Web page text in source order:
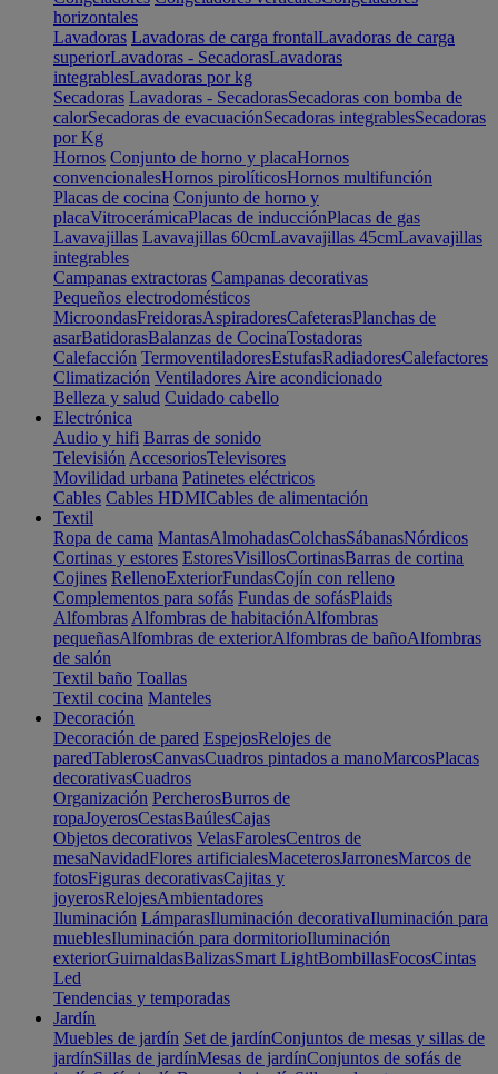
horizontales
Lavadoras Lavadoras de carga frontalLavadoras de carga
superiorLavadoras - SecadorasLavadoras
integrablesLavadoras por kg
Secadoras Lavadoras - SecadorasSecadoras con bomba de
calorSecadoras de evacuaciónSecadoras integrablesSecadoras
por Kg
Hornos Conjunto de horno y placaHornos
convencionalesHornos pirolíticosHornos multifunción
Placas de cocina Conjunto de horno y
placaVitrocerámicaPlacas de inducciónPlacas de gas
Lavavajillas Lavavajillas 60cmLavavajillas 45cmLavavajillas
integrables
Campanas extractoras Campanas decorativas
Pequeños electrodomésticos
MicroondasFreidorasAspiradoresCafeterasPlanchas de
asarBatidorasBalanzas de CocinaTostadoras
Calefacción TermoventiladoresEstufasRadiadoresCalefactores
Climatización Ventiladores Aire acondicionado
Belleza y salud Cuidado cabello
Electrónica
Audio y hifi Barras de sonido
Televisión AccesoriosTelevisores
Movilidad urbana Patinetes eléctricos
Cables Cables HDMICables de alimentación
Textil
Ropa de cama MantasAlmohadasColchasSábanasNórdicos
Cortinas y estores EstoresVisillosCortinasBarras de cortina
Cojines RellenoExteriorFundasCojín con relleno
Complementos para sofás Fundas de sofásPlaids
Alfombras Alfombras de habitaciónAlfombras
pequeñasAlfombras de exteriorAlfombras de bañoAlfombras
de salón
Textil baño Toallas
Textil cocina Manteles
Decoración
Decoración de pared EspejosRelojes de
paredTablerosCanvasCuadros pintados a manoMarcosPlacas
decorativasCuadros
Organización PercherosBurros de
ropaJoyerosCestasBaúlesCajas
Objetos decorativos VelasFarolesCentros de
mesaNavidadFlores artificialesMaceterosJarronesMarcos de
fotosFiguras decorativasCajitas y
joyerosRelojesAmbientadores
Iluminación LámparasIluminación decorativaIluminación para
mueblesIluminación para dormitorioIluminación
exteriorGuirnaldasBalizasSmart LightBombillasFocosCintas
Led
Tendencias y temporadas
Jardín
Muebles de jardín Set de jardínConjuntos de mesas y sillas de
jardínSillas de jardínMesas de jardínConjuntos de sofás de